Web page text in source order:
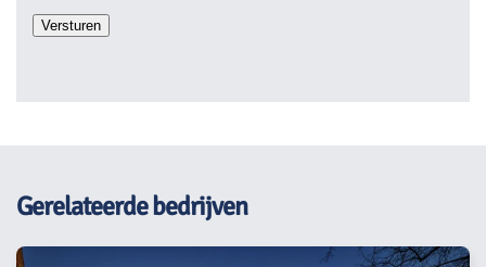
Gerelateerde bedrijven